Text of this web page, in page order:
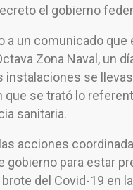
el gobierno
a un comunicado que
Zona Naval, un
instalaciones se
que se trató lo
sanitaria.
acciones
gobierno para estar
del Covid-19 en